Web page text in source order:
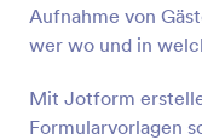
Aufnahme von
wer wo und in
Mit Jotform
Formularvorlagen